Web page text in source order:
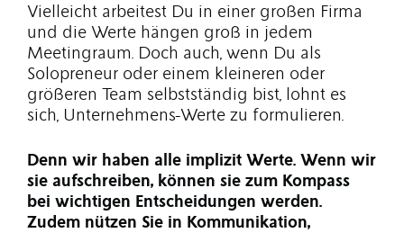
Vielleicht arbeitest Du in einer großen Firma
und die Werte hängen groß in jedem
Meetingraum. Doch auch, wenn Du als
Solopreneur oder einem kleineren oder
größeren Team selbstständig bist, lohnt es
sich, Unternehmens-Werte zu formulieren.
Denn wir haben alle implizit Werte. Wenn wir
sie aufschreiben, können sie zum Kompass
bei wichtigen Entscheidungen werden.
Zudem nützen Sie in Kommunikation,